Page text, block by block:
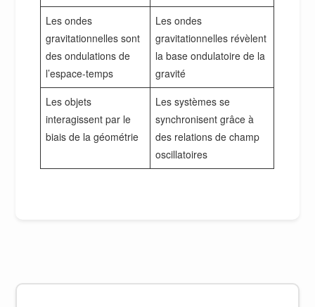
Les ondes
gravitationnelles sont
des ondulations de
l’espace-temps
Les ondes
gravitationnelles révèlent
la base ondulatoire de la
gravité
Les objets
interagissent par le
biais de la géométrie
Les systèmes se
synchronisent grâce à
des relations de champ
oscillatoires